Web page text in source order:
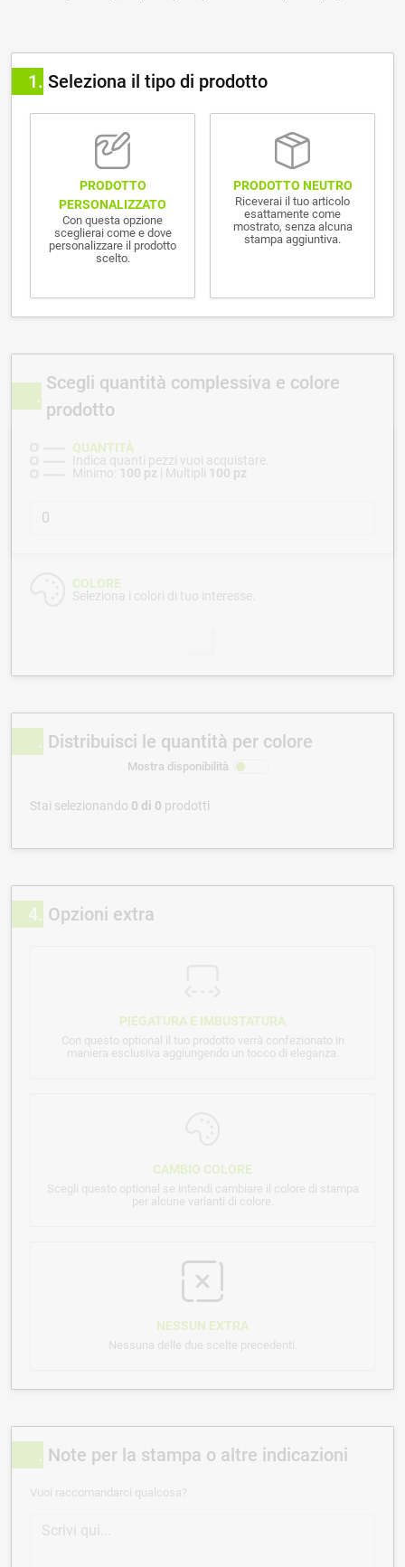
1 Seleziona il tipo di prodotto
PRODOTTO
PERSONALIZZATO
Con questa opzione
sceglierai come e dove
personalizzare il prodotto
scelto.
PRODOTTO NEUTRO
Riceverai il tuo articolo
esattamente come
mostrato, senza alcuna
stampa aggiuntiva.
Scegli quantità complessiva e colore
prodotto
QUANTITÀ
Indica quanti pezzi vuoi acquistare.
Minimo: 100 pz | Multipli 100 pz
COLORE
Seleziona i colori di tuo interesse.
Distribuisci le quantità per colore
Mostra disponibilità
Stai selezionando 0 di 0 prodotti
4 Opzioni extra
PIEGATURA E IMBUSTATURA
Con questo optional il tuo prodotto verrà confezionato in
maniera esclusiva aggiungendo un tocco di eleganza.
CAMBIO COLORE
Scegli questo optional se intendi cambiare il colore di stampa
per alcune varianti di colore.
NESSUN EXTRA
Nessuna delle due scelte precedenti.
Note per la stampa o altre indicazioni
Vuoi raccomandarci qualcosa?